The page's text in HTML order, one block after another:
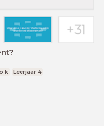
k Leerjaar 4